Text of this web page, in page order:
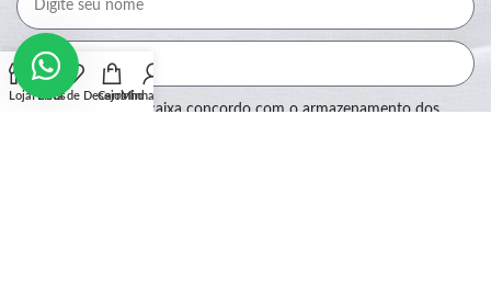
Ao marcar essa caixa concordo com o armazenamento dos
LojaFiltros
Lista de Desejos
CarrinhoMinha conta